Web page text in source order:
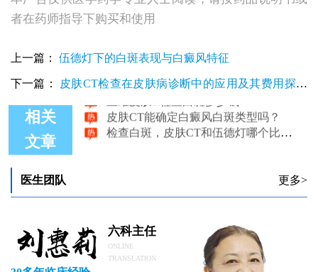
者在药师指导下购买和使用
上一篇： 伍德灯下的白斑表现与白癜风特征
下一篇： 皮肤CT检查在皮肤病诊断中的应用及其费用探讨
——以白癜风与白斑病例为例
相关
文章
美国三维皮肤CT检查白斑一次费用解析
三维皮肤ct检查白斑多少钱
皮肤CT能确定白癜风白斑类型吗？
检查白斑，皮肤CT和伍德灯哪个比较准确？
医生团队 更多>
六科主任
ONLINE
TRANSLATION